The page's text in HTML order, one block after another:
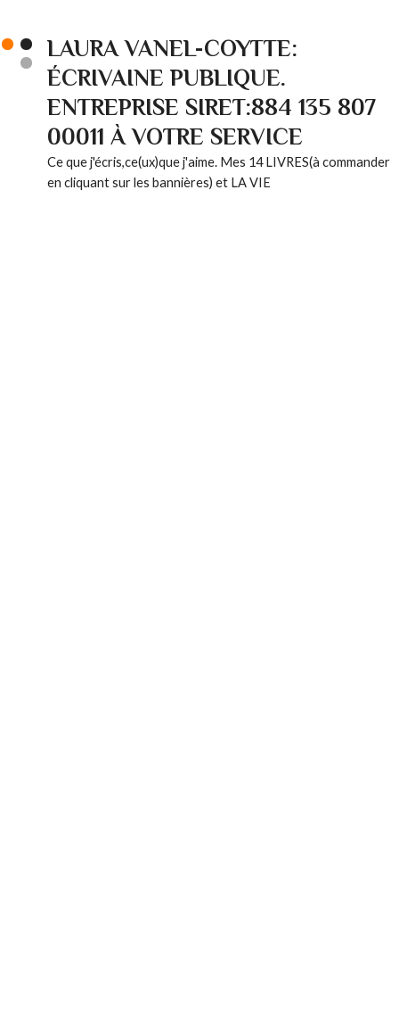
LAURA VANEL-COYTTE:
ÉCRIVAINE PUBLIQUE.
ENTREPRISE SIRET:884 135 807
00011 À VOTRE SERVICE
Ce que j'écris,ce(ux)que j'aime. Mes 14 LIVRES(à commander
en cliquant sur les bannières) et LA VIE